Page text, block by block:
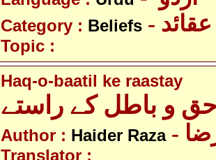
Category : Beliefs - عقائد
Topic :
Haq-o-baatil ke raastay
و باطل کے راستے
Author : Haider Raza
Translator :